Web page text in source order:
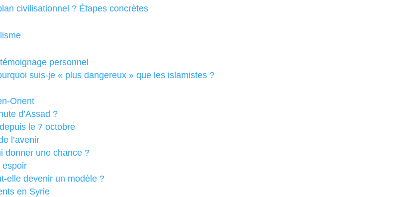
civilisationnel ? Étapes concrètes
personnel
suis-je « plus dangereux » que les islamistes ?
Orient
d’Assad ?
le 7 octobre
l’avenir
donner une chance ?
espoir
elle devenir un modèle ?
en Syrie